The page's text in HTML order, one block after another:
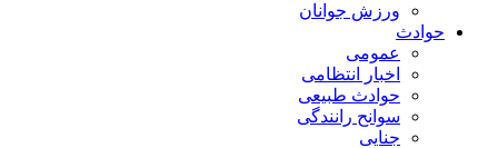
ورزش جوانان
حوادث
عمومی
اخبار انتظامی
حوادث طبیعی
سوانح رانندگی
جنایی